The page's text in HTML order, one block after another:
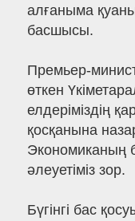
алғаныма
басшысы.
Премьер-
өткен
елдеріміздің
қосқанына
Экономиканың
әлеуетіміз зор.
Бүгінгі бас